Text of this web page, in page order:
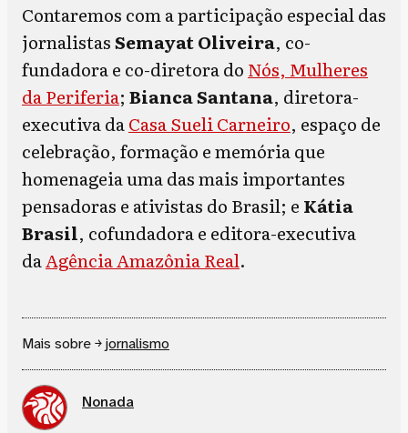
Contaremos com a participação especial das
jornalistasSemayat Oliveira, co-
fundadora e co-diretora do Nós, Mulheres
da Periferia; Bianca Santana, diretora-
executiva daCasa Sueli Carneiro, espaço de
celebração, formação e memória que
homenageia uma das mais importantes
pensadoras e ativistas do Brasil; e Kátia
Brasil, cofundadora e editora-executiva
daAgência Amazônia Real.
Mais sobre ￫jornalismo
Nonada